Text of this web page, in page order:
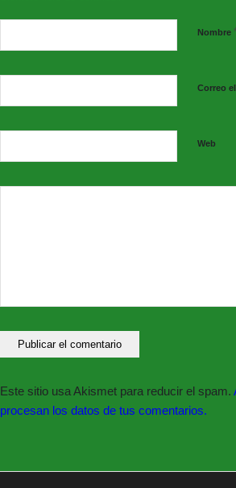
Decreto convocatoria Pleno Extraordinario y
Nombre
Correo
Web
Este sitio usa Akismet para reducir el spam.
procesan los datos de tus comentarios.